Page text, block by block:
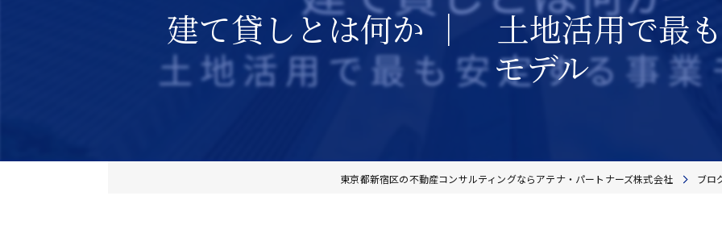
代表挨拶
経営理念
不動産コンサルティング事業
不動産事業
不動産投資助言業務
地主様・資産家向けサービス
建て貸しとは何か ｜ 土地活用で最
モデル
東京都新宿区の不動産コンサルティングならアテナ・パートナーズ株式会社 ブロ